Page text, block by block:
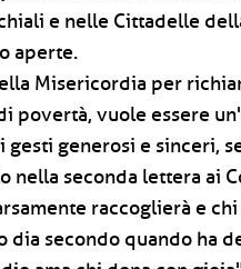
e nelle Cittadelle
aperte.
Misericordia per
povertà, vuole essere
generosi e sinceri,
nella seconda lettera ai
raccoglierà e
dia secondo quando ha